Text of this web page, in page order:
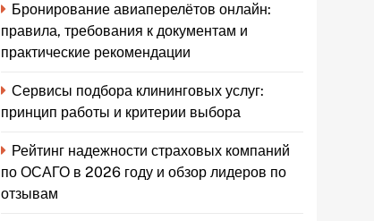
Бронирование авиаперелётов онлайн:
правила, требования к документам и
практические рекомендации
Сервисы подбора клининговых услуг:
принцип работы и критерии выбора
Рейтинг надежности страховых компаний
по ОСАГО в 2026 году и обзор лидеров по
отзывам